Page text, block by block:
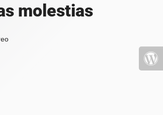
molestias